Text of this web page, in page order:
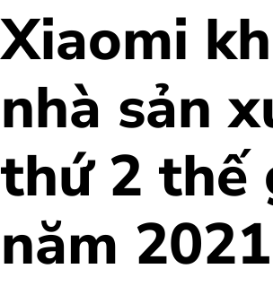
Xiaomi
nhà sản
thứ 2 thế
năm 2021